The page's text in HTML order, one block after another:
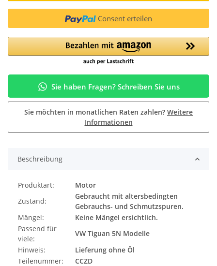
Consent erteilen
Sie haben Fragen? Schreiben Sie uns
Sie möchten in monatlichen Raten zahlen? Weitere
Informationen
Beschreibung
Produktart:
Motor
Zustand:
Gebraucht mit altersbedingten
Gebrauchs- und Schmutzspuren.
Mängel:
Keine Mängel ersichtlich.
Passend für
viele:
VW Tiguan 5N Modelle
Hinweis:
Lieferung ohne Öl
Teilenummer:
CCZD